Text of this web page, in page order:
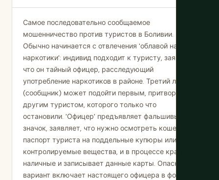
Самое последовательно сообщаемое
мошенничество против туристов в Боливии.
Обычно начинается с отвлечения 'облавой на
наркотики': индивид подходит к туристу, заявляя,
что он тайный офицер, расследующий
употребление наркотиков в районе. Третий лицо
(сообщник) может подойти первым, притворяясь
другим туристом, которого только что
остановили. 'Офицер' предъявляет фальшивый
значок, заявляет, что нужно осмотреть кошелёк и
паспорт туриста на поддельные купюры или
контролируемые вещества, и в процессе крадёт
наличные и записывает данные карты. Опасный
вариант включает настоящего офицера в форме,